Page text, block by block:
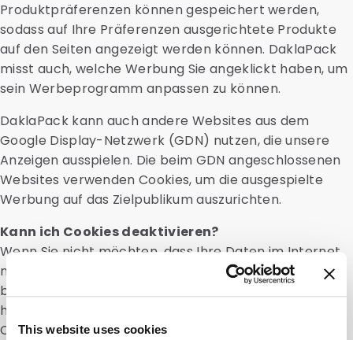
This website uses cookies
Produktpräferenzen können gespeichert werden,
sodass auf Ihre Präferenzen ausgerichtete Produkte
auf den Seiten angezeigt werden können. DaklaPack
misst auch, welche Werbung Sie angeklickt haben, um
sein Werbeprogramm anpassen zu können.
DaklaPack kann auch andere Websites aus dem
Google Display-Netzwerk (GDN) nutzen, die unsere
Anzeigen ausspielen. Die beim GDN angeschlossenen
Websites verwenden Cookies, um die ausgespielte
Werbung auf das Zielpublikum auszurichten.
Kann ich Cookies deaktivieren?
Wenn Sie nicht möchten, dass Ihre Daten im Internet
mithilfe von Cookies verfolgt werden, laden Sie am
besten das Add-on für Ihren aktuellen Webbrowser
herunter und installieren es. Das Google Analytics
Opt-out Browser Add-on ist für Microsoft Internet